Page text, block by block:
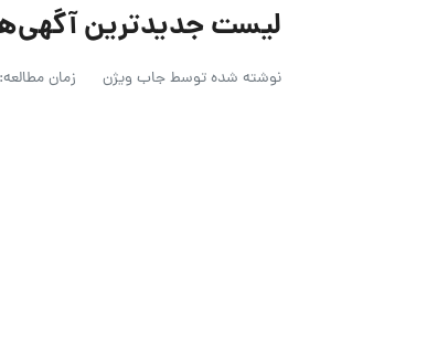
لیست جدیدترین آگهی‌های
نوشته شده توسطجاب ویژن زمان مطالعه: 1دقیقه